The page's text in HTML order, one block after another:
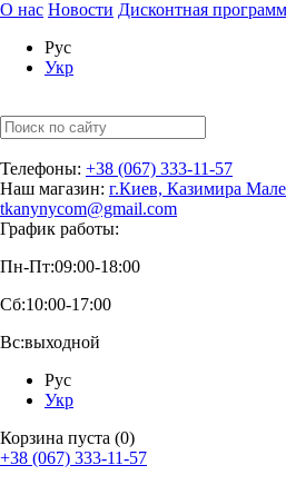
О нас Новости Дисконтная
Рус
Укр
Телефоны: +38 (067) 333-11-57
Наш магазин: г.Киев, Казимира
tkanynycom@gmail.com
График работы:
Пн-Пт:09:00-18:00
Сб:10:00-17:00
Вс:выходной
Рус
Укр
Корзина пуста (0)
+38 (067) 333-11-57